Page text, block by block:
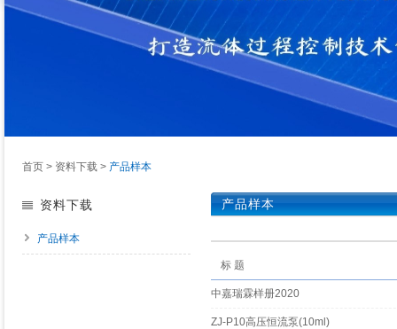
首页 > 资料下载 > 产品样本
资料下载
产品样本
产品样本
标 题
中嘉瑞霖样册2020
ZJ-P10高压恒流泵(10ml)